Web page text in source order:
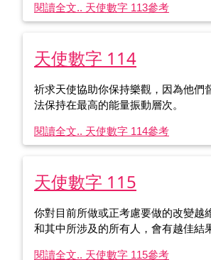
閱讀全文.. 天使數字 113參考
天使數字 114
祈求天使協助你保持樂觀，因為他們
法保持在最高的能量振動層次。
閱讀全文.. 天使數字 114參考
天使數字 115
你對目前所做或正考慮要做的改變越
和其中所涉及的所有人，會有越佳結
閱讀全文.. 天使數字 115參考